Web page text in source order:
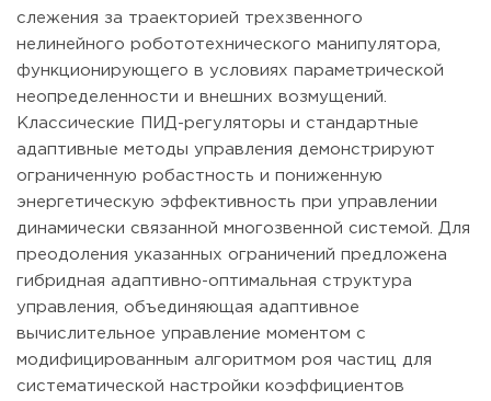
слежения за траекторией трехзвенного
нелинейного робототехнического манипулятора,
функционирующего в условиях параметрической
неопределенности и внешних возмущений.
Классические ПИД-регуляторы и стандартные
адаптивные методы управления демонстрируют
ограниченную робастность и пониженную
энергетическую эффективность при управлении
динамически связанной многозвенной системой. Для
преодоления указанных ограничений предложена
гибридная адаптивно-оптимальная структура
управления, объединяющая адаптивное
вычислительное управление моментом с
модифицированным алгоритмом роя частиц для
систематической настройки коэффициентов